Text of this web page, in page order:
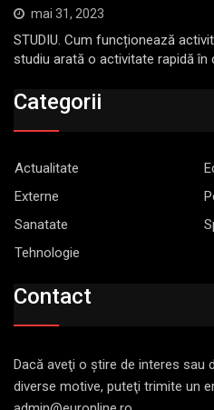
mai 31, 2023
STUDIU. Cum funcționează
studiu arată o activitate rapidă în
Categorii
Actualitate
Externe
Sanatate
Tehnologie
Contact
Dacă aveţi o ştire de interes sau
diverse motive, puteţi trimite un